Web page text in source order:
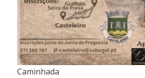
Caminhada